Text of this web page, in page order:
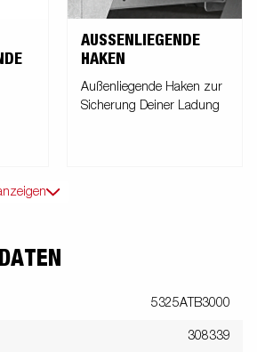
AUSSENLIEGENDE H
AKEN
Außenliegende Haken zur
Sicherung Deiner Ladung
5325ATB3000
308339